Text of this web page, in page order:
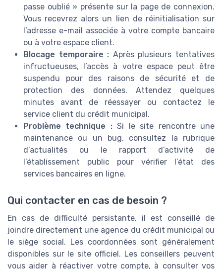
passe oublié » présente sur la page de connexion.
Vous recevrez alors un lien de réinitialisation sur
l’adresse e-mail associée à votre compte bancaire
ou à votre espace client.
Blocage temporaire : Après plusieurs tentatives
infructueuses, l’accès à votre espace peut être
suspendu pour des raisons de sécurité et de
protection des données. Attendez quelques
minutes avant de réessayer ou contactez le
service client du crédit municipal.
Problème technique :Si le site rencontre une
maintenance ou un bug, consultez la rubrique
d’actualités ou le rapport d’activité de
l’établissement public pour vérifier l’état des
services bancaires en ligne.
Qui contacter en cas de besoin ?
En cas de difficulté persistante, il est conseillé de
joindre directement une agence du crédit municipal ou
le siège social. Les coordonnées sont généralement
disponibles sur le site officiel. Les conseillers peuvent
vous aider à réactiver votre compte, à consulter vos